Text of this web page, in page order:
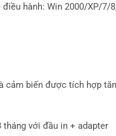
hành: Win 2000/XP/7/
cảm biến được tích hợp
tháng với đầu in + adapter